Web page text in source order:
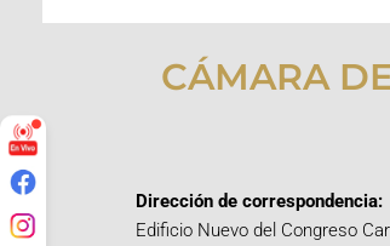
CÁMARA
Dirección de correspondencia:
Edificio Nuevo del Congreso